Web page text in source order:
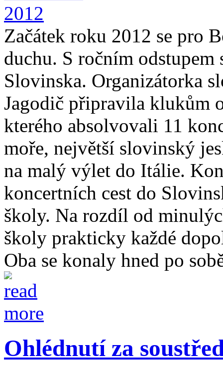
Začátek roku 2012 se pro
duchu. S ročním odstupem
Slovinska. Organizátorka
Jagodič připravila klukům
kterého absolvovali 11
moře, největší slovinský
na malý výlet do Itálie.
koncertních cest do
školy. Na rozdíl od
školy prakticky každé
Oba se konaly hned po
Ohlédnutí za